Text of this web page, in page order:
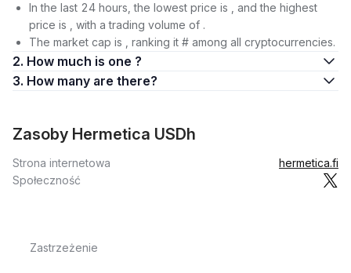
In the last 24 hours, the lowest price is , and the highest
price is , with a trading volume of .
The market cap is , ranking it # among all cryptocurrencies.
2. How much is one ?
3. How many are there?
Zasoby Hermetica USDh
Strona internetowa
hermetica.fi
Społeczność
Zastrzeżenie